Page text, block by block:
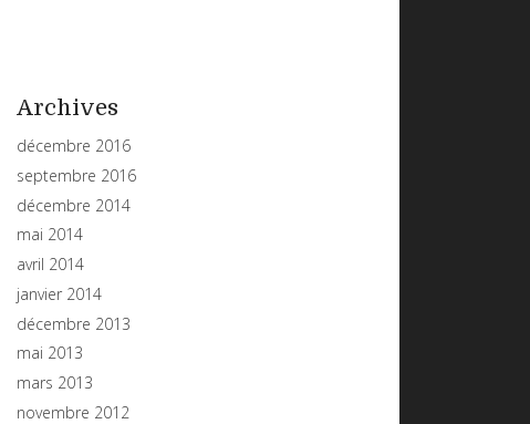
Archives
décembre 2016
septembre 2016
décembre 2014
mai 2014
avril 2014
janvier 2014
décembre 2013
mai 2013
mars 2013
novembre 2012